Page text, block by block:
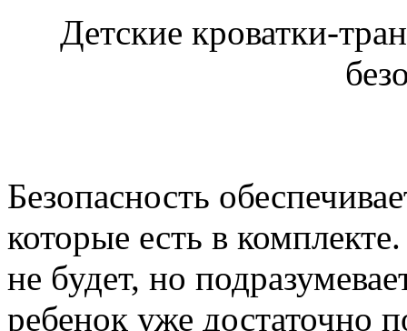
Детские кроватки-
Безопасность
которые есть в
не будет, но
ребенок уже достаточно